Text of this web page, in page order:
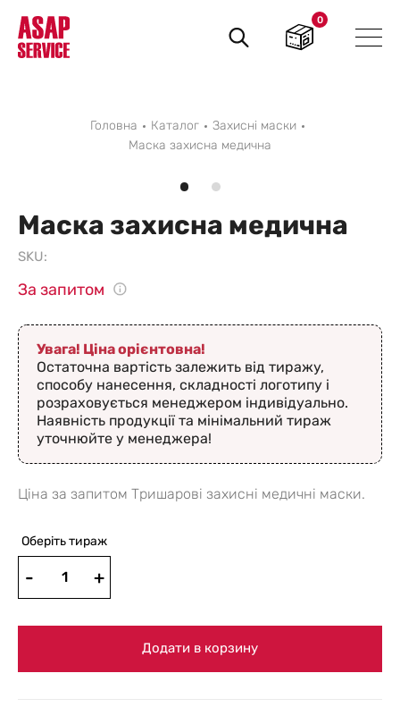
Пошук
товарів
0
Головна Каталог
Захисні маски
Маска захисна медична
Маска захисна медична
SKU:
За запитом
Увага! Ціна орієнтовна!
Остаточна вартість залежить від тиражу,
способу нанесення, складності логотипу і
розраховується менеджером індивідуально.
Наявність продукції та мінімальний тираж
уточнюйте у менеджера!
Ціна за запитом Тришарові захисні медичні маски.
Оберіть тираж
Додати в корзину